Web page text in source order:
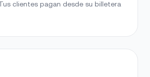
clientes pagan desde su billetera